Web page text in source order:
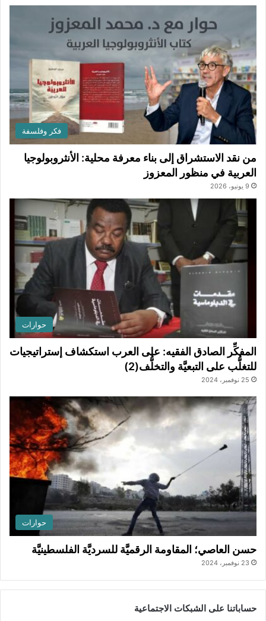
فكر وفلسفة
من نقد الاستشراق إلى بناء معرفة محلية: الأنثروبولوجيا
العربية في منظور المعزوز
9 يونيو، 2026
حوارات
المفكِّر الصادق الفقيه: على العرب استكشاف إستراتيجيات
للتغلُّب على التبعيَّة والتخلُّف(2)
25 نوفمبر، 2024
حوارات
حسن العاصي؛ المقاومة الرقميَّة للسرديَّة الفلسطينيَّة
23 نوفمبر، 2024
حساباتنا على الشبكات الاجتماعية